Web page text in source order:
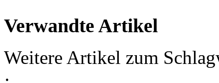
Verwandte Artikel
Weitere Artikel zum